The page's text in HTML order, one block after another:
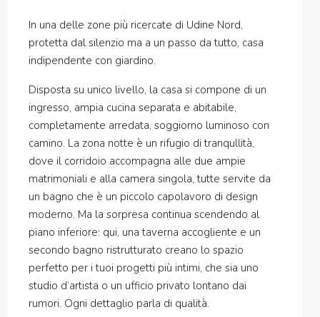
In una delle zone più ricercate di Udine Nord,
protetta dal silenzio ma a un passo da tutto, casa
indipendente con giardino.
Disposta su unico livello, la casa si compone di un
ingresso, ampia cucina separata e abitabile,
completamente arredata, soggiorno luminoso con
camino. La zona notte è un rifugio di tranqullità,
dove il corridoio accompagna alle due ampie
matrimoniali e alla camera singola, tutte servite da
un bagno che è un piccolo capolavoro di design
moderno. Ma la sorpresa continua scendendo al
piano inferiore: qui, una taverna accogliente e un
secondo bagno ristrutturato creano lo spazio
perfetto per i tuoi progetti più intimi, che sia uno
studio d’artista o un ufficio privato lontano dai
rumori. Ogni dettaglio parla di qualità.